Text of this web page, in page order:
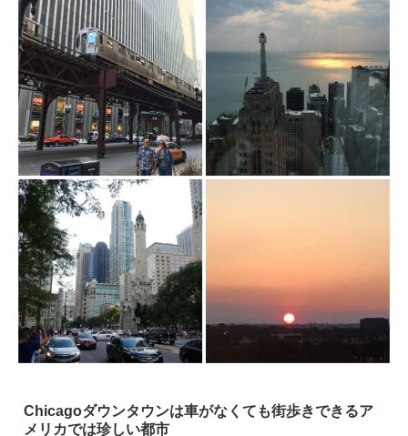
Chicagoダウンタウンは車がなくても街歩きできるア
メリカでは珍しい都市